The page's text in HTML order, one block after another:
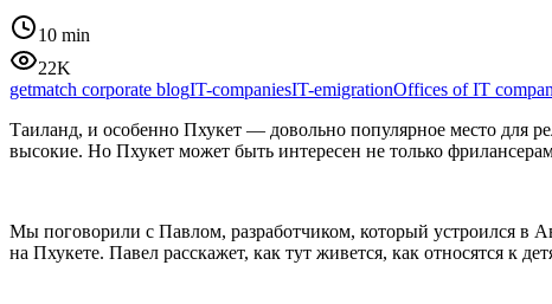
10 min
22K
getmatch corporate blogIT-companiesIT-emigrationOffices of IT
Таиланд, и особенно Пхукет — довольно популярное место для
высокие. Но Пхукет может быть интересен не только
Мы поговорили с Павлом, разработчиком, который устроился в
на Пхукете. Павел расскажет, как тут живется, как относятся к